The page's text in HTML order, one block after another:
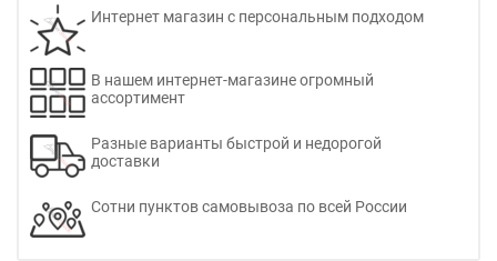
Интернет магазин с персональным подходом
В нашем интернет-магазине огромный
ассортимент
Разные варианты быстрой и недорогой
доставки
Сотни пунктов самовывоза по всей России